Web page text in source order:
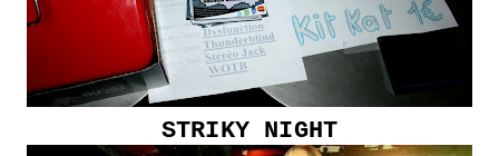
STRIKY NIGHT